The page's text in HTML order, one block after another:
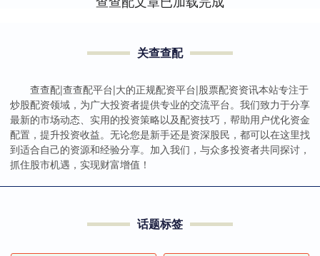
关查查配
查查配|查查配平台|大的正规配资平台|股票配资资讯本站专注于
炒股配资领域，为广大投资者提供专业的交流平台。我们致力于分享
最新的市场动态、实用的投资策略以及配资技巧，帮助用户优化资金
配置，提升投资收益。无论您是新手还是资深股民，都可以在这里找
到适合自己的资源和经验分享。加入我们，与众多投资者共同探讨，
抓住股市机遇，实现财富增值！
话题标签